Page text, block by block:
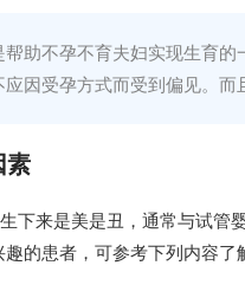
助不孕不育夫妇实现生育
因受孕方式而受到偏见。而
素
下来是美是丑，通常与试
的患者，可参考下列内容了